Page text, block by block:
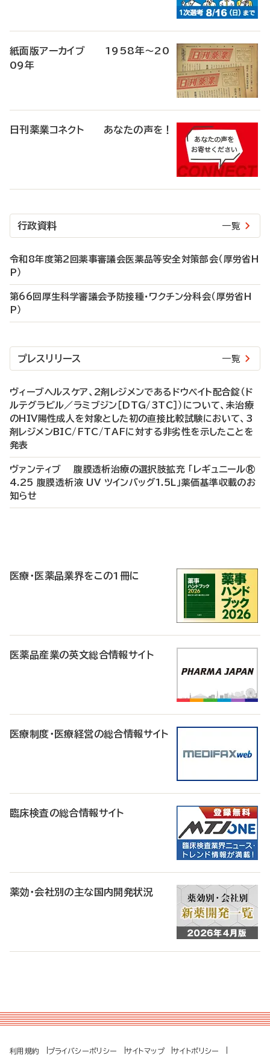
紙面版アーカイブ 1958年～20
09年
日刊薬業コネクト あなたの声を！
行政資料 一覧
令和8年度第2回薬事審議会医薬品等安全対策部会（厚労省H
P）
第66回厚生科学審議会予防接種・ワクチン分科会（厚労省H
P）
プレスリリース 一覧
ヴィーブヘルスケア、2剤レジメンであるドウベイト配合錠（ド
ルテグラビル／ラミブジン［DTG/3TC］）について、未治療
のHIV陽性成人を対象とした初の直接比較試験において、3
剤レジメンBIC/FTC/TAFに対する非劣性を示したことを
発表
ヴァンティブ 腹膜透析治療の選択肢拡充 「レギュニール®
4.25 腹膜透析液 UV ツインバッグ1.5L」薬価基準収載のお
知らせ
医療・医薬品業界をこの1冊に
医薬品産業の英文総合情報サイト
医療制度・医療経営の総合情報サイト
臨床検査の総合情報サイト
薬効・会社別の主な国内開発状況
利用規約 プライバシーポリシー サイトマップ サイトポリシー